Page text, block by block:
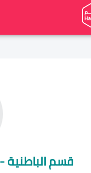
قسم الباطنية